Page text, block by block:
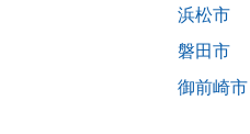
浜松市
磐田市
御前崎市